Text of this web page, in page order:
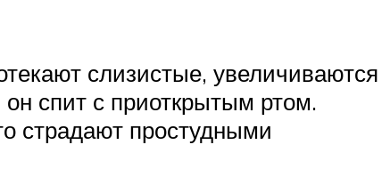
слизистые, увеличиваются
спит с приоткрытым ртом.
страдают простудными